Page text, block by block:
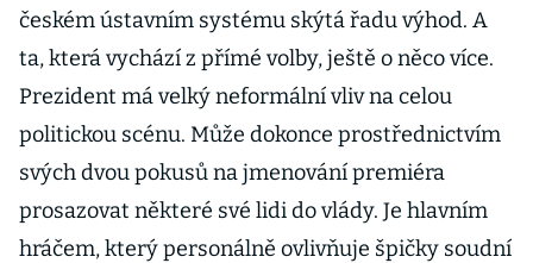
českém ústavním systému skýtá řadu výhod. A
ta, která vychází z přímé volby, ještě o něco více.
Prezident má velký neformální vliv na celou
politickou scénu. Může dokonce prostřednictvím
svých dvou pokusů na jmenování premiéra
prosazovat některé své lidi do vlády. Je hlavním
hráčem, který personálně ovlivňuje špičky soudní